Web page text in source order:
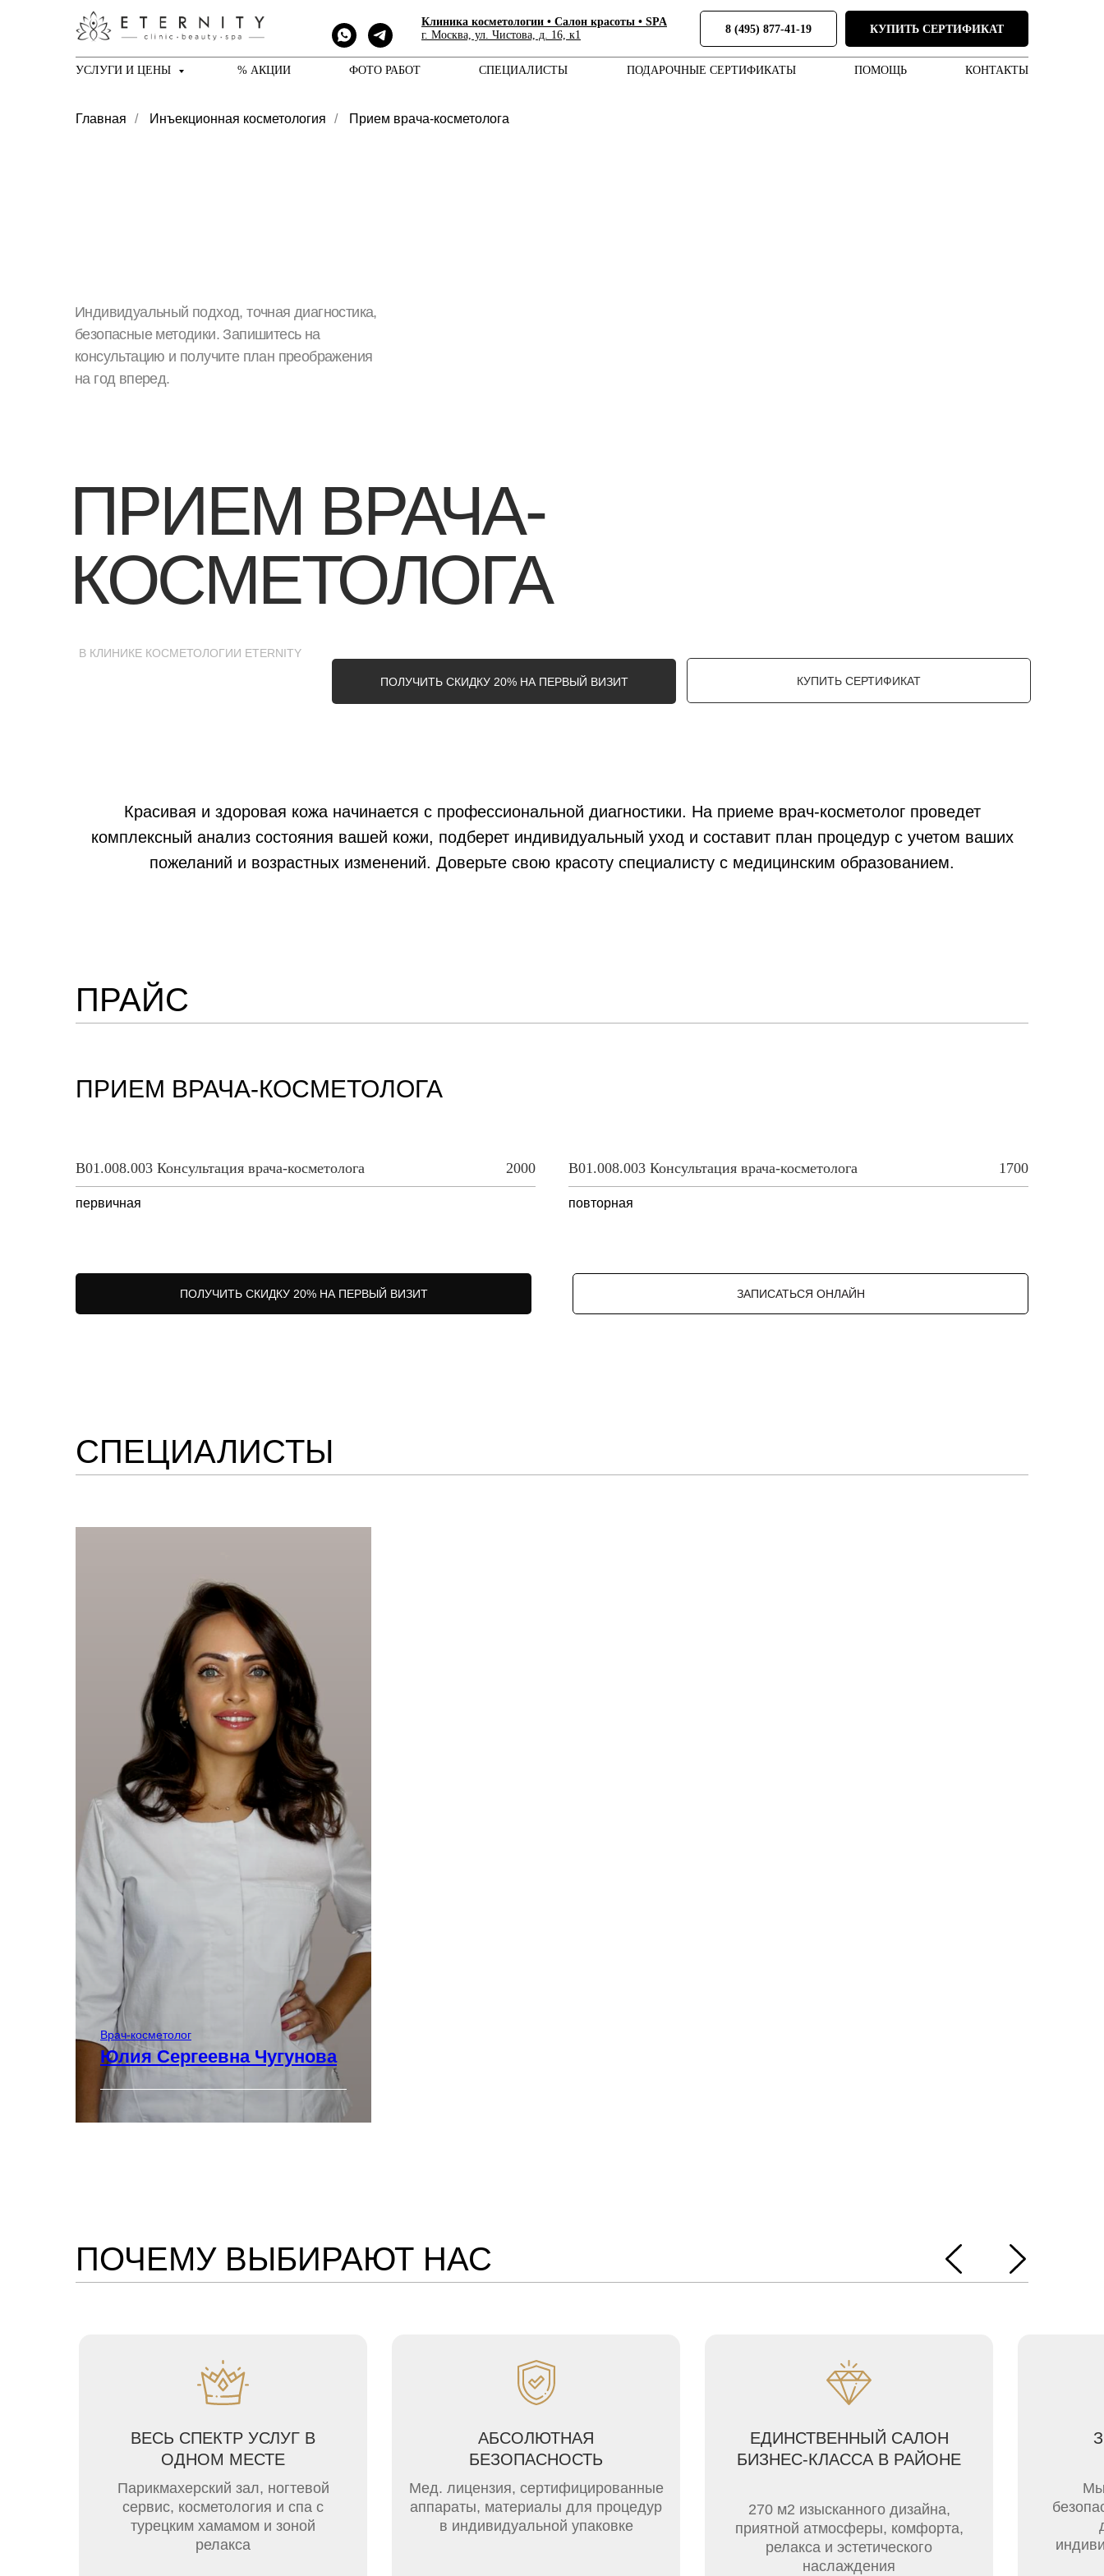
Клиника косметологии • Cалон красоты • SPA
г. Москва, ул. Чистова, д. 16, к1
8 (495) 877-41-19 КУПИТЬ СЕРТИФИКАТ
УСЛУГИ И ЦЕНЫ % АКЦИИ ФОТО РАБОТ СПЕЦИАЛИСТЫ ПОДАРОЧНЫЕ СЕРТИФИКАТЫ ПОМОЩЬ КОНТАКТЫ
Главная / Инъекционная косметология / Прием врача-косметолога
Индивидуальный подход, точная диагностика,
безопасные методики. Запишитесь на
консультацию и получите план преображения
на год вперед.
КУПИТЬ СЕРТИФИКАТ
ПОЛУЧИТЬ СКИДКУ 20% НА ПЕРВЫЙ ВИЗИТ
В КЛИНИКЕ КОСМЕТОЛОГИИ ETERNITY
ПРИЕМ ВРАЧА-
КОСМЕТОЛОГА
Красивая и здоровая кожа начинается с профессиональной диагностики. На приеме врач-косметолог проведет
комплексный анализ состояния вашей кожи, подберет индивидуальный уход и составит план процедур с учетом ваших
пожеланий и возрастных изменений. Доверьте свою красоту специалисту с медицинским образованием.
ПРАЙС
ПРИЕМ ВРАЧА-КОСМЕТОЛОГА
В01.008.003 Консультация врача-косметолога 2000
первичная
В01.008.003 Консультация врача-косметолога 1700
повторная
ПОЛУЧИТЬ СКИДКУ 20% НА ПЕРВЫЙ ВИЗИТ ЗАПИСАТЬСЯ ОНЛАЙН
СПЕЦИАЛИСТЫ
Врач-косметолог
Юлия Сергеевна Чугунова
Стаж:
биоревитализация лица и
тела
аппаратная косметология
микроигольчатый RF-лифтинг
прокол ушей
уходы
чистки
массажи лица
ПОЧЕМУ ВЫБИРАЮТ НАС
ВЕСЬ СПЕКТР УСЛУГ В
ОДНОМ МЕСТЕ
Парикмахерский зал, ногтевой
сервис, косметология и спа с
турецким хамамом и зоной
релакса
АБСОЛЮТНАЯ
БЕЗОПАСНОСТЬ
ЕДИНСТВЕННЫЙ САЛОН
БИЗНЕС-КЛАССА В РАЙОНЕ
Мед. лицензия, сертифицированные
аппараты, материалы для процедур
в индивидуальной упаковке
270 м2 изысканного дизайна,
приятной атмосферы, комфорта,
релакса и эстетического
наслаждения
Мы